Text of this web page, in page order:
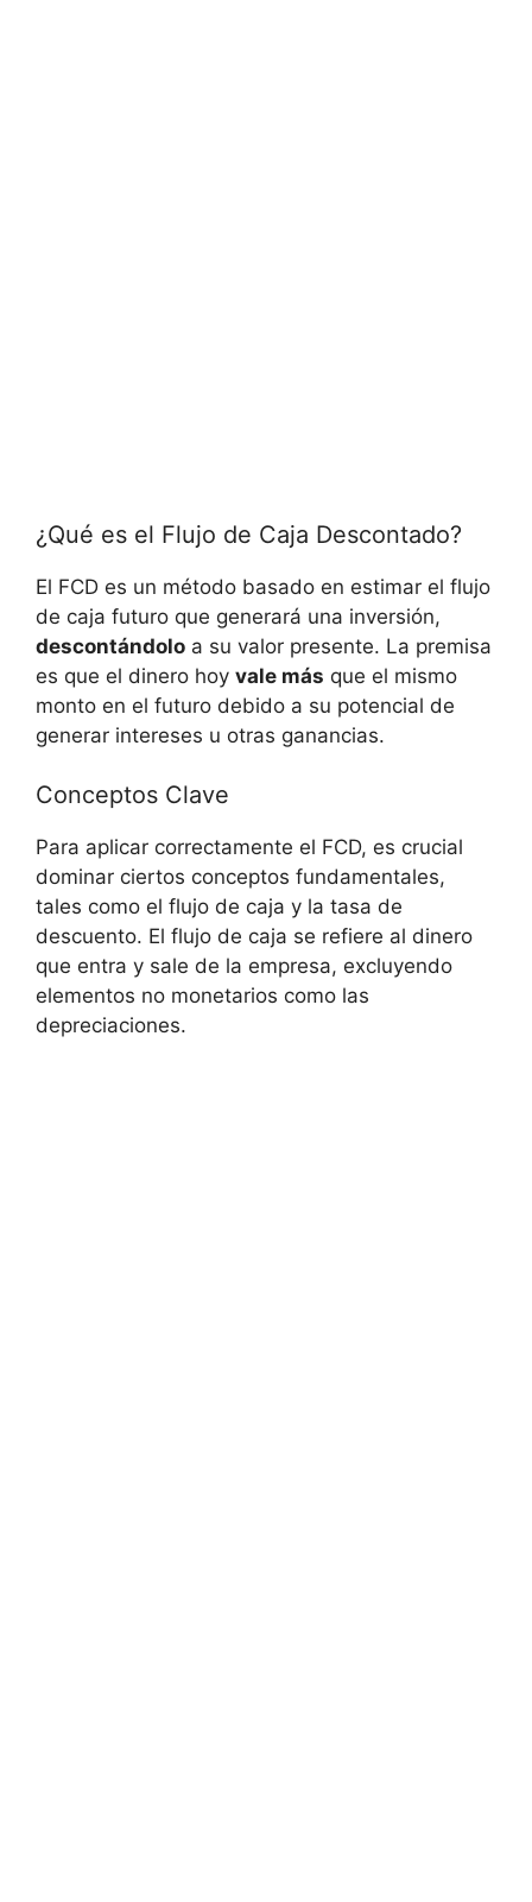
¿Qué es el Flujo de Caja Descontado?
El FCD es un método basado en estimar el flujo
de caja futuro que generará una inversión,
descontándolo a su valor presente. La premisa
es que el dinero hoy vale más que el mismo
monto en el futuro debido a su potencial de
generar intereses u otras ganancias.
Conceptos Clave
Para aplicar correctamente el FCD, es crucial
dominar ciertos conceptos fundamentales,
tales como el flujo de caja y la tasa de
descuento. El flujo de caja se refiere al dinero
que entra y sale de la empresa, excluyendo
elementos no monetarios como las
depreciaciones.